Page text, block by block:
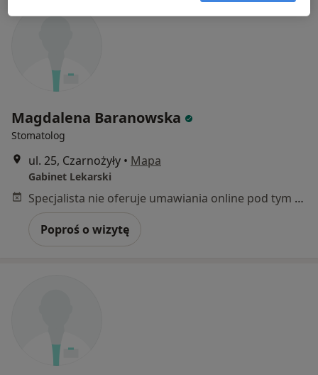
Magdalena Baranowska
Stomatolog
ul. 25, Czarnożyły • Mapa
Gabinet Lekarski
Specjalista nie oferuje umawiania online pod tym adresem.
Poproś o wizytę